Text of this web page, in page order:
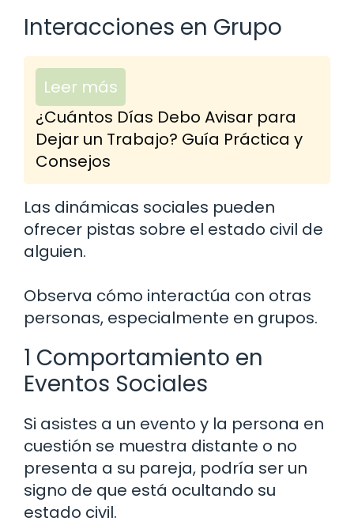
Interacciones en Grupo
Leer más
¿Cuántos Días Debo Avisar para
Dejar un Trabajo? Guía Práctica y
Consejos
Las dinámicas sociales pueden
ofrecer pistas sobre el estado civil de
alguien.
Observa cómo interactúa con otras
personas, especialmente en grupos.
1 Comportamiento en
Eventos Sociales
Si asistes a un evento y la persona en
cuestión se muestra distante o no
presenta a su pareja, podría ser un
signo de que está ocultando su
estado civil.